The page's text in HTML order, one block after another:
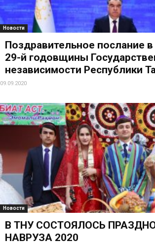
Новости
Поздравительное послание
29-й годовщины
независимости Республики
09.09.2020
Новости
В ТНУ СОСТОЯЛОСЬ
НАВРУЗА 2020